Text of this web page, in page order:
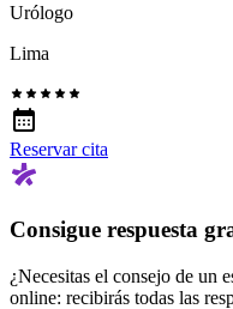
Urólogo
Lima
Reservar cita
Consigue respuesta
¿Necesitas el consejo de un
online: recibirás todas las